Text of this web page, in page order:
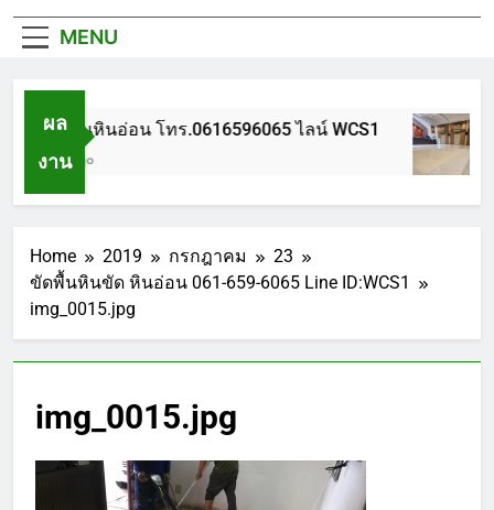
MENU
ผล
งาน
ขัดพื้นหินอ่อน โทร.0616596065 ไลน์ WCS1
1 ปี Ago
Home 2019 กรกฎาคม
23
ขัดพื้นหินขัด หินอ่อน 061-659-6065 Line ID:WCS1
img_0015.jpg
img_0015.jpg